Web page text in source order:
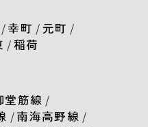
/幸町 / 元町 /
/稲荷
堂筋線 /
/南海高野線 /